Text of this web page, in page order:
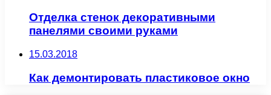
Отделка стенок декоративными
панелями своими руками
15.03.2018
Как демонтировать пластиковое окно